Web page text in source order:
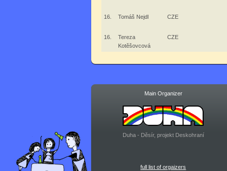
16. Tomáš Nejdl CZE
16.
Tereza
Kotěšovcová
CZE
Main Organizer
Duha - Děsír, projekt Deskohraní
full list of orgaizers